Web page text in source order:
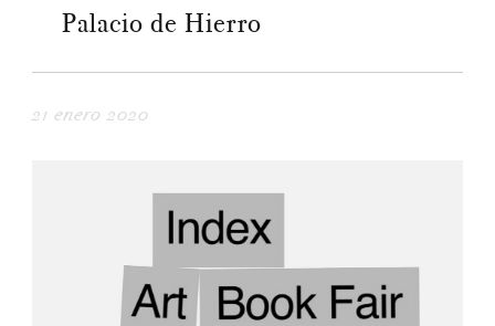
Palacio de Hierro
21 enero 2020